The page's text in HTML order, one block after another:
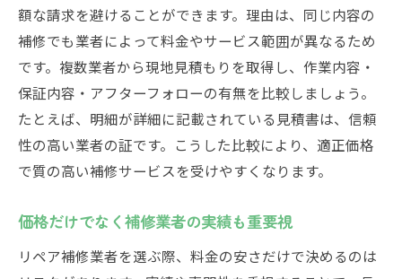
額な請求を避けることができます。理由は、同じ内容の
補修でも業者によって料金やサービス範囲が異なるため
です。複数業者から現地見積もりを取得し、作業内容・
保証内容・アフターフォローの有無を比較しましょう。
たとえば、明細が詳細に記載されている見積書は、信頼
性の高い業者の証です。こうした比較により、適正価格
で質の高い補修サービスを受けやすくなります。
価格だけでなく補修業者の実績も重要視
リペア補修業者を選ぶ際、料金の安さだけで決めるのは